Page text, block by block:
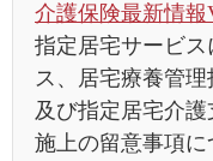
介護保険最新情報
指定居宅サービ
ス、居宅療養管
及び指定居宅介
施上の留意事項